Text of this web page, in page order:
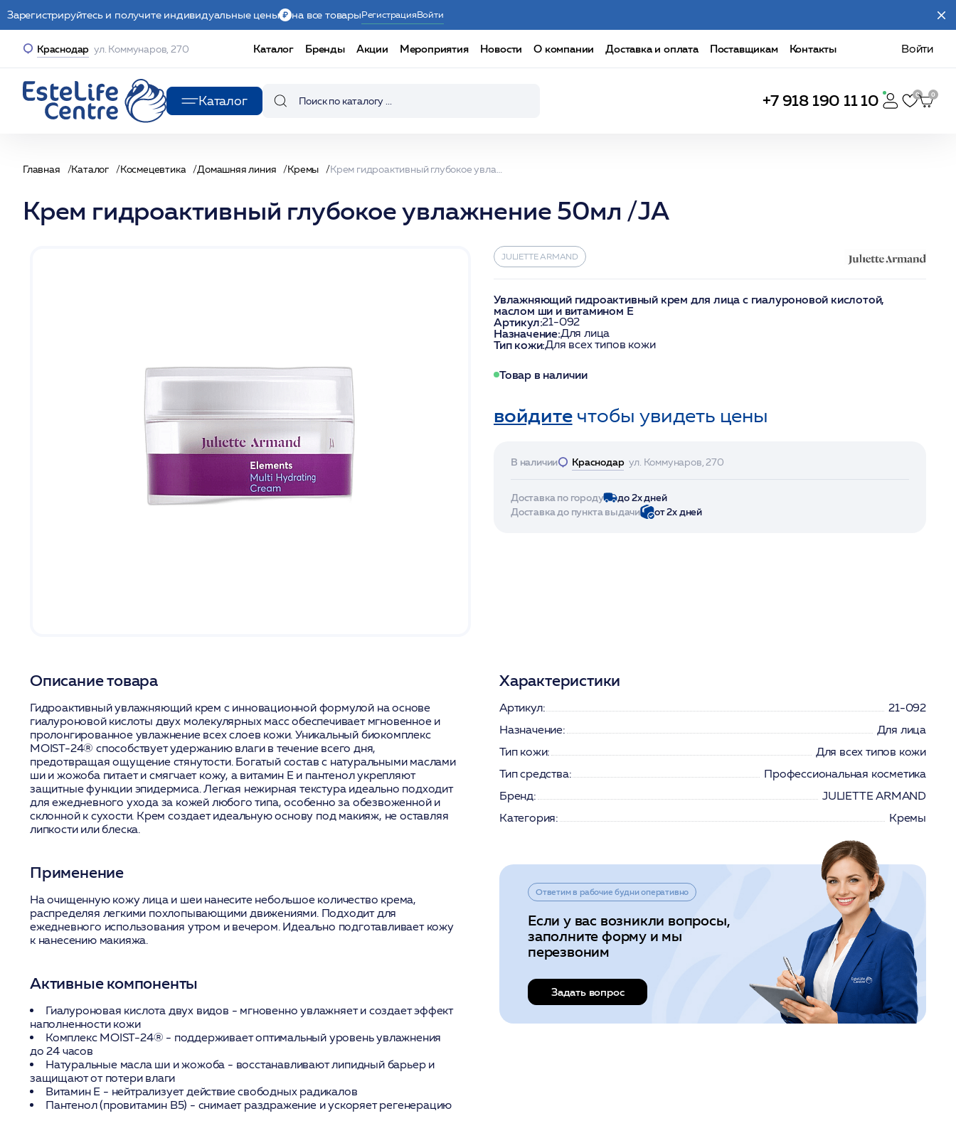
Зарегистрируйтесь и получите индивидуальные цены на все товарыРегистрацияВойти
Краснодар ул. Коммунаров, 270 Каталог Бренды Акции Мероприятия Новости О компании Доставка и оплата Поставщикам Контакты Войти
Каталог +7 918 190 11 10
Главная Каталог Космецевтика Домашняя линия Кремы
Крем гидроактивный глубокое увлажнение 50мл /JA
JULIETTE ARMAND
Увлажняющий гидроактивный крем для лица с гиалуроновой кислотой,
маслом ши и витамином Е
Артикул:21-092
Назначение:Для лица
Тип кожи:Для всех типов кожи
Товар в наличии
войдитечтобы увидеть цены
В наличии Краснодар ул. Коммунаров, 270
Доставка по городу
до 2х дней
Доставка до пункта выдачи
от 2х дней
Описание товара
Гидроактивный увлажняющий крем с инновационной формулой на основе
гиалуроновой кислоты двух молекулярных масс обеспечивает мгновенное и
пролонгированное увлажнение всех слоев кожи. Уникальный биокомплекс
MOIST-24® способствует удержанию влаги в течение всего дня,
предотвращая ощущение стянутости. Богатый состав с натуральными маслами
ши и жожоба питает и смягчает кожу, а витамин Е и пантенол укрепляют
защитные функции эпидермиса. Легкая нежирная текстура идеально подходит
для ежедневного ухода за кожей любого типа, особенно за обезвоженной и
склонной к сухости. Крем создает идеальную основу под макияж, не оставляя
липкости или блеска.
Применение
На очищенную кожу лица и шеи нанесите небольшое количество крема,
распределяя легкими похлопывающими движениями. Подходит для
ежедневного использования утром и вечером. Идеально подготавливает кожу
к нанесению макияжа.
Активные компоненты
Гиалуроновая кислота двух видов - мгновенно увлажняет и создает эффект
наполненности кожи
Комплекс MOIST-24® - поддерживает оптимальный уровень увлажнения
до 24 часов
Натуральные масла ши и жожоба - восстанавливают липидный барьер и
защищают от потери влаги
Витамин Е - нейтрализует действие свободных радикалов
Пантенол (провитамин В5) - снимает раздражение и ускоряет регенерацию
Характеристики
Артикул:
21-092
Назначение:
Для лица
Тип кожи:
Для всех типов кожи
Тип средства:
Профессиональная косметика
Бренд:
JULIETTE ARMAND
Категория:
Кремы
Ответим в рабочие будни оперативно
Если у вас возникли вопросы,
заполните форму и мы
перезвоним
Задать вопрос